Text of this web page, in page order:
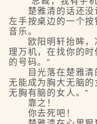
楚雅清的话还没
左手按桌边的一个
音乐。
欧阳明轩抬眸，
理万机，在找你的
的号码。”
目光落在楚雅清
无能成为胸大无脑
无胸有脑的女人。”
靠之！
你去死吧！